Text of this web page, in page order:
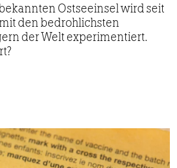
Ostseeinsel wird seit
den bedrohlichsten
der Welt experimentiert.